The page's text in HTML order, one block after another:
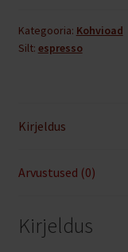
Kategooria: Kohvioad
Silt: espresso
Kirjeldus
Arvustused (0)
Kirjeldus